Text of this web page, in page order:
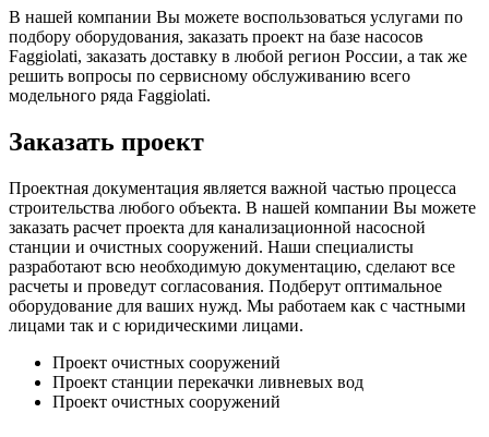
В нашей компании Вы можете воспользоваться услугами по
подбору оборудования, заказать проект на базе насосов
Faggiolati, заказать доставку в любой регион России, а так же
решить вопросы по сервисному обслуживанию всего
модельного ряда Faggiolati.
Заказать проект
Проектная документация является важной частью процесса
строительства любого объекта. В нашей компании Вы можете
заказать расчет проекта для канализационной насосной
станции и очистных сооружений. Наши специалисты
разработают всю необходимую документацию, сделают все
расчеты и проведут согласования. Подберут оптимальное
оборудование для ваших нужд. Мы работаем как с частными
лицами так и с юридическими лицами.
Проект очистных сооружений
Проект станции перекачки ливневых вод
Проект очистных сооружений